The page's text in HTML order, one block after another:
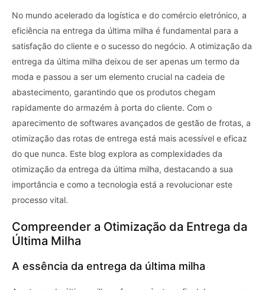
No mundo acelerado da logística e do comércio eletrónico, a
eficiência na entrega da última milha é fundamental para a
satisfação do cliente e o sucesso do negócio. A otimização da
entrega da última milha deixou de ser apenas um termo da
moda e passou a ser um elemento crucial na cadeia de
abastecimento, garantindo que os produtos chegam
rapidamente do armazém à porta do cliente. Com o
aparecimento de softwares avançados de gestão de frotas, a
otimização das rotas de entrega está mais acessível e eficaz
do que nunca. Este blog explora as complexidades da
otimização da entrega da última milha, destacando a sua
importância e como a tecnologia está a revolucionar este
processo vital.
Compreender a Otimização da Entrega da
Última Milha
A essência da entrega da última milha